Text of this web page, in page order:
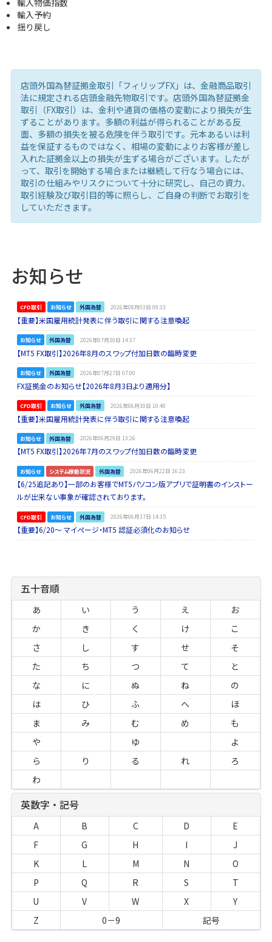
輸入予約
揺り戻し
店頭外国為替証拠金取引「フィリップFX」は、金融商品取引
法に規定される店頭金融先物取引です。店頭外国為替証拠金
取引（FX取引）は、金利や通貨の価格の変動により損失が生
ずることがあります。多額の利益が得られることがある反
面、多額の損失を被る危険を伴う取引です。元本あるいは利
益を保証するものではなく、相場の変動によりお客様が差し
入れた証拠金以上の損失が生ずる場合がございます。したが
って、取引を開始する場合または継続して行なう場合には、
取引の仕組みやリスクについて十分に研究し、自己の資力、
取引経験及び取引目的等に照らし、ご自身の判断でお取引を
していただきます。
お知らせ
CFD取引 お知らせ 外国為替 2026年08月03日 09:33
【重要】米国雇用統計発表に伴う取引に関する注意喚起
お知らせ 外国為替 2026年07月30日 14:37
【MT5 FX取引】2026年8月のスワップ付加日数の臨時変更
お知らせ 外国為替 2026年07月27日 07:00
FX証拠金のお知らせ【2026年8月3日より適用分】
CFD取引 お知らせ 外国為替 2026年06月30日 10:40
【重要】米国雇用統計発表に伴う取引に関する注意喚起
お知らせ 外国為替 2026年06月29日 13:26
【MT5 FX取引】2026年7月のスワップ付加日数の臨時変更
お知らせ システム稼動状況 外国為替 2026年06月22日 16:23
【6/25追記あり】一部のお客様でMT5パソコン版アプリで証明書のインストー
ルが出来ない事象が確認されております。
CFD取引 お知らせ 外国為替 2026年06月17日 14:35
【重要】6/20～ マイページ・MT5 認証必須化のお知らせ
五十音順
あ い う え
お
か
き く け
こ
さ
し す せ
そ
た
ち つ て
と
な
に ぬ ね
の
は
ひ ふ へ
ほ
ま
み む め
も
や
ゆ
よ
ら
り る れ
ろ
わ
英数字・記号
A B C D
E
F
G H I
J
K
L M N
O
P
Q R S
T
U
V W X
Y
Z
0－9 記号